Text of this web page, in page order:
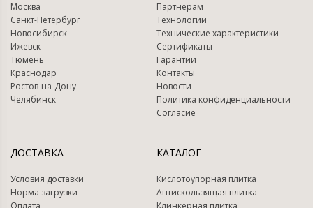
Москва
Санкт-Петербург
Новосибирск
Ижевск
Тюмень
Краснодар
Ростов-на-Дону
Челябинск
Партнерам
Технологии
Технические характеристики
Сертификаты
Гарантии
Контакты
Новости
Политика конфиденциальности
Согласие
ДОСТАВКА
Условия доставки
Норма загрузки
Оплата
КАТАЛОГ
Кислотоупорная плитка
Антискользящая плитка
Клинкерная плитка